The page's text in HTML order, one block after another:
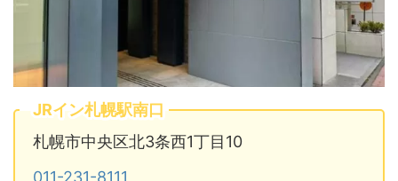
JRイン札幌駅南口
札幌市中央区北3条西1丁目10